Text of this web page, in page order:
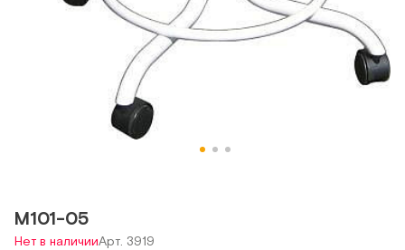
М101-05
Нет в наличииАрт. 3919